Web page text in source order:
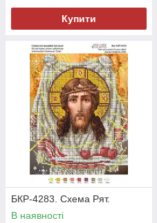
Купити
БКР-4283. Схема Рят.
В наявності